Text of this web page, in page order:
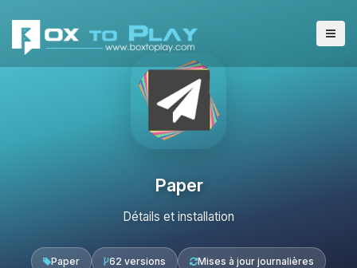
Paper
Détails et installation
Paper 62 versions Mises à jour journalières